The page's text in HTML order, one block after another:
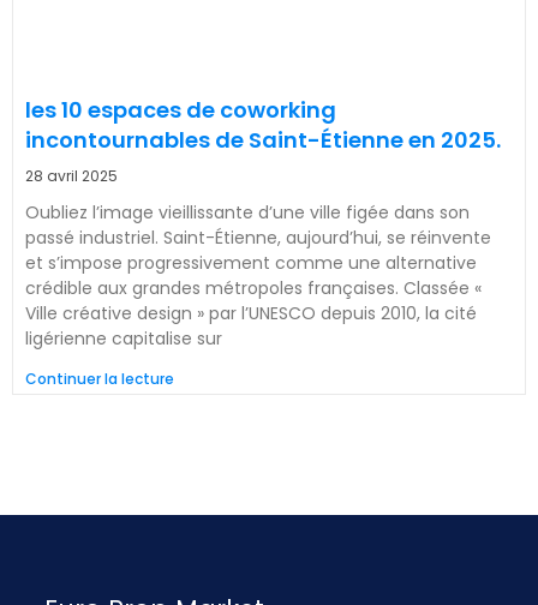
les 10 espaces de coworking
incontournables de Saint-Étienne en 2025.
28 avril 2025
Oubliez l’image vieillissante d’une ville figée dans son
passé industriel. Saint-Étienne, aujourd’hui, se réinvente
et s’impose progressivement comme une alternative
crédible aux grandes métropoles françaises. Classée «
Ville créative design » par l’UNESCO depuis 2010, la cité
ligérienne capitalise sur
Continuer la lecture